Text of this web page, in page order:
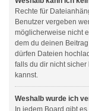
Rechte für
Benutzer vergeben
möglicherweise nicht
dem du deinen
dürfen Dateien
falls du dir nicht
kannst.
Weshalb wurde ich
In jedem Board gibt